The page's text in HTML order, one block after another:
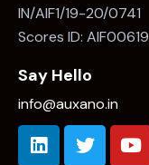
IN/AIF1/19-20/0741
Scores ID: AIF00619
Say Hello
info@auxano.in